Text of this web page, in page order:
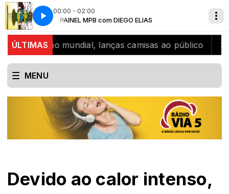
00:00 - 02:00
PAINEL MPB com DIEGO ELIAS
CH - Programa Nelson Ferreira
ÚLTIMASmundial, lanças camisas ao público SJB
MENU
Devido ao calor intenso,